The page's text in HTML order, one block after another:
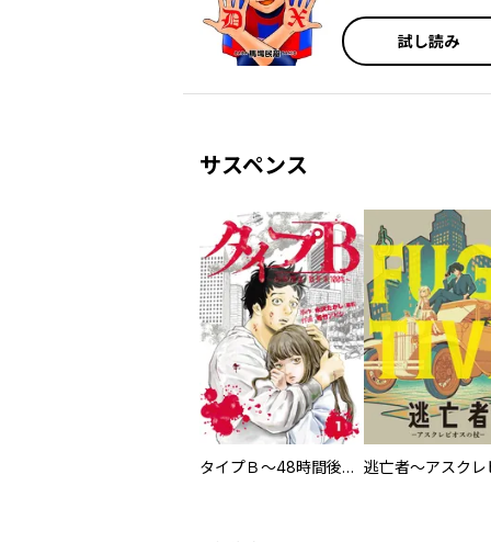
試し読み
サスペンス
タイプＢ～48時間後、致死率100％～【単話】